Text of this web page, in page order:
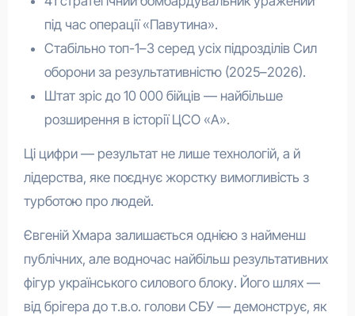
під час операції «Павутина».
Стабільно топ-1–3 серед усіх підрозділів Сил
оборони за результативністю (2025–2026).
Штат зріс до 10 000 бійців — найбільше
розширення в історії ЦСО «А».
Ці цифри — результат не лише технологій, а й
лідерства, яке поєднує жорстку вимогливість з
турботою про людей.
Євгеній Хмара залишається однією з найменш
публічних, але водночас найбільш результативних
фігур українського силового блоку. Його шлях —
від брігера до т.в.о. голови СБУ — демонструє, як